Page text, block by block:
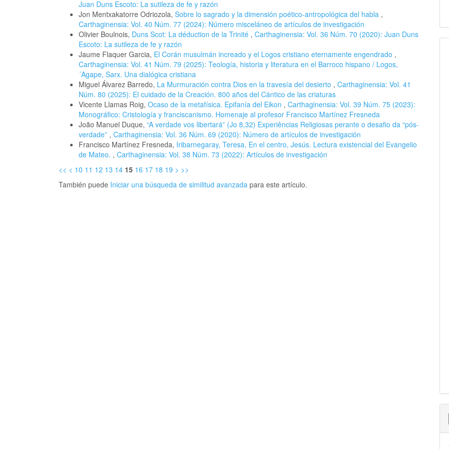
Juan Duns Escoto: La sutileza de fe y razón
Jon Mentxakatorre Odriozola, Sobre lo sagrado y la dimensión poético-antropológica del habla ,
Carthaginensia: Vol. 40 Núm. 77 (2024): Número misceláneo de artículos de investigación
Olivier Boulnois, Duns Scot: La déduction de la Trinité , Carthaginensia: Vol. 36 Núm. 70 (2020): Juan Duns
Escoto: La sutileza de fe y razón
Jaume Flaquer Garcia, El Corán musulmán increado y el Logos cristiano eternamente engendrado ,
Carthaginensia: Vol. 41 Núm. 79 (2025): Teología, historia y literatura en el Barroco hispano / Logos,
´Agape, Sarx. Una dialógica cristiana
Miguel Álvarez Barredo, La Murmuración contra Dios en la travesía del desierto , Carthaginensia: Vol. 41
Núm. 80 (2025): El cuidado de la Creación. 800 años del Cántico de las criaturas
Vicente Llamas Roig, Ocaso de la metafísica. Epifanía del Eikon , Carthaginensia: Vol. 39 Núm. 75 (2023):
Monográfico: Cristología y franciscanismo. Homenaje al profesor Francisco Martínez Fresneda
João Manuel Duque, “A verdade vos libertará” (Jo 8,32) Experiências Religiosas perante o desafio da “pós-
verdade” , Carthaginensia: Vol. 36 Núm. 69 (2020): Número de artículos de investigación
Francisco Martínez Fresneda, Iribarnegaray, Teresa, En el centro, Jesús. Lectura existencial del Evangelio
de Mateo. , Carthaginensia: Vol. 38 Núm. 73 (2022): Artículos de investigación
<< < 10 11 12 13 14 15 16 17 18 19 > >>
También puede Iniciar una búsqueda de similitud avanzada para este artículo.